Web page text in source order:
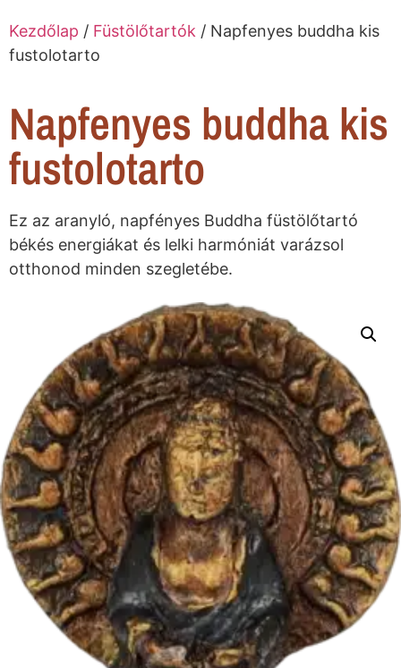
Kezdőlap / Füstölőtartók / Napfenyes buddha kis
fustolotarto
Napfenyes buddha kis
fustolotarto
Ez az aranyló, napfényes Buddha füstölőtartó
békés energiákat és lelki harmóniát varázsol
otthonod minden szegletébe.